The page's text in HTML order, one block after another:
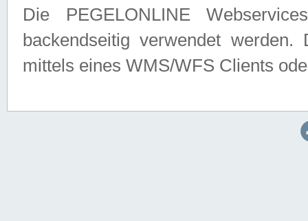
Die PEGELONLINE
backendseitig verwendet
mittels eines WMS/WFS Clients